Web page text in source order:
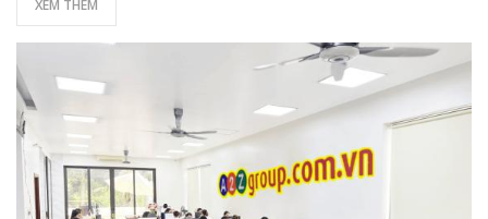
XEM THÊM